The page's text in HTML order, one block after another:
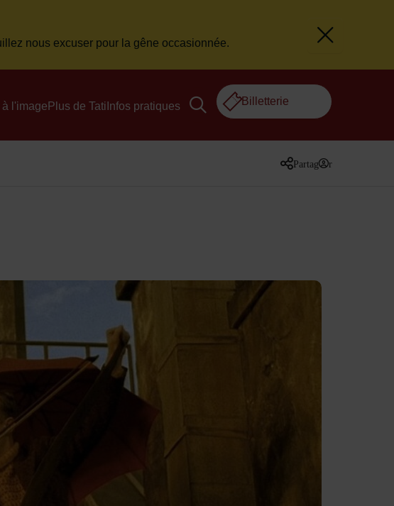
nous excuser pour la gêne occasionnée.
Fermer
l'image Plus de Tati Infos pratiques Billetterie
Partager
sur les réseaux